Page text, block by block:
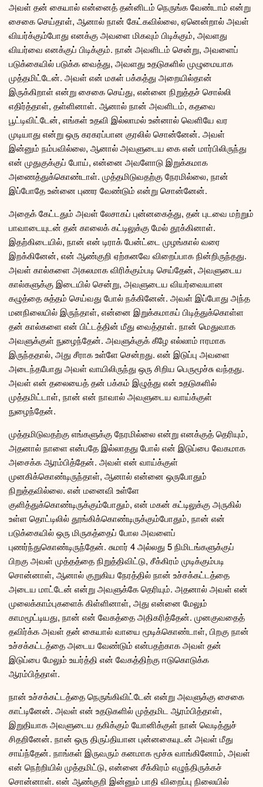
அவள் தன் கையால் என்னைத் தன்னிடம் நெருங்க வேண்டாம் என்று
சைகை செய்தாள், ஆனால் நான் கேட்கவில்லை, ஏனென்றால் அவள்
வியர்க்கும்போது எனக்கு அவளை மிகவும் பிடிக்கும், அவளது
வியர்வை எனக்குப் பிடிக்கும். நான் அவளிடம் சென்று, அவளைப்
படுக்கையில் படுக்க வைத்து, அவளது உதடுகளில் முழுமையாக
முத்தமிட்டேன். அவள் என் மகள் பக்கத்து அறையில்தான்
இருக்கிறாள் என்று சைகை செய்து, என்னை நிறுத்தச் சொல்லி
எதிர்த்தாள், தள்ளினாள். ஆனால் நான் அவளிடம், கதவை
பூட்டிவிட்டேன், எங்கள் உதவி இல்லாமல் உன்னால் வெளியே வர
முடியாது என்று ஒரு கரகரப்பான குரலில் சொன்னேன். அவள்
இன்னும் நம்பவில்லை, ஆனால் அவளுடைய கை என் மார்பிலிருந்து
என் முதுகுக்குப் போய், என்னை அவளோடு இறுக்கமாக
அணைத்துக்கொண்டாள். முத்தமிடுவதற்கு நேரமில்லை, நான்
இப்போதே உன்னை புணர வேண்டும் என்று சொன்னேன்.
அதைக் கேட்டதும் அவள் லேசாகப் புன்னகைத்து, தன் புடவை மற்றும்
பாவாடையுடன் தன் காலைக் கட்டிலுக்கு மேல் தூக்கினாள்.
இதற்கிடையில், நான் என் டிராக் பேன்ட்டை முழங்கால் வரை
இறக்கினேன், என் ஆண்குறி ஏற்கனவே விறைப்பாக நின்றிருந்தது.
அவள் கால்களை அகலமாக விரிக்கும்படி செய்தேன், அவளுடைய
கால்களுக்கு இடையில் சென்று, அவளுடைய வியர்வையான
கழுத்தை சுத்தம் செய்வது போல் நக்கினேன். அவள் இப்போது அந்த
மனநிலையில் இருந்தாள், என்னை இறுக்கமாகப் பிடித்துக்கொள்ள
தன் கால்களை என் பிட்டத்தின் மீது வைத்தாள். நான் மெதுவாக
அவளுக்குள் நுழைந்தேன். அவளுக்குக் கீழே எல்லாம் ஈரமாக
இருந்ததால், அது சீராக உள்ளே சென்றது. என் இடுப்பு அவளை
அடைந்தபோது அவள் வாயிலிருந்து ஒரு சிறிய பெருமூச்சு வந்தது.
அவள் என் தலையைத் தன் பக்கம் இழுத்து என் உதடுகளில்
முத்தமிட்டாள், நான் என் நாவால் அவளுடைய வாய்க்குள்
நுழைந்தேன்.
முத்தமிடுவதற்கு எங்களுக்கு நேரமில்லை என்று எனக்குத் தெரியும்,
அதனால் நாளை என்பதே இல்லாதது போல் என் இடுப்பை வேகமாக
அசைக்க ஆரம்பித்தேன். அவள் என் வாய்க்குள்
முனகிக்கொண்டிருந்தாள், ஆனால் என்னை ஒருபோதும்
நிறுத்தவில்லை. என் மனைவி உள்ளே
குளித்துக்கொண்டிருக்கும்போதும், என் மகன் கட்டிலுக்கு அருகில்
உள்ள தொட்டிலில் தூங்கிக்கொண்டிருக்கும்போதும், நான் என்
படுக்கையில் ஒரு மிருகத்தைப் போல அவளைப்
புணர்ந்துகொண்டிருந்தேன். சுமார் 4 அல்லது 5 நிமிடங்களுக்குப்
பிறகு அவள் முத்தத்தை நிறுத்திவிட்டு, சீக்கிரம் முடிக்கும்படி
சொன்னாள், ஆனால் குறுகிய நேரத்தில் நான் உச்சக்கட்டத்தை
அடைய மாட்டேன் என்று அவளுக்கே தெரியும். அதனால் அவள் என்
முலைக்காம்புகளைக் கிள்ளினாள், அது என்னை மேலும்
காமமூட்டியது, நான் என் வேகத்தை அதிகரித்தேன். முனகுவதைத்
தவிர்க்க அவள் தன் கையால் வாயை மூடிக்கொண்டாள், பிறகு நான்
உச்சக்கட்டத்தை அடைய வேண்டும் என்பதற்காக அவள் தன்
இடுப்பை மேலும் உயர்த்தி என் வேகத்திற்கு ஈடுகொடுக்க
ஆரம்பித்தாள்.
நான் உச்சக்கட்டத்தை நெருங்கிவிட்டேன் என்று அவளுக்கு சைகை
காட்டினேன். அவள் என் உதடுகளில் முத்தமிட ஆரம்பித்தாள்,
இறுதியாக அவளுடைய தகிக்கும் யோனிக்குள் நான் வெடித்துச்
சிதறினேன். நான் ஒரு திருப்தியான புன்னகையுடன் அவள் மீது
சாய்ந்தேன். நாங்கள் இருவரும் கனமாக மூச்சு வாங்கினோம், அவள்
என் நெற்றியில் முத்தமிட்டு, என்னை சீக்கிரம் எழுந்திருக்கச்
சொன்னாள். என் ஆண்குறி இன்னும் பாதி விறைப்பு நிலையில்